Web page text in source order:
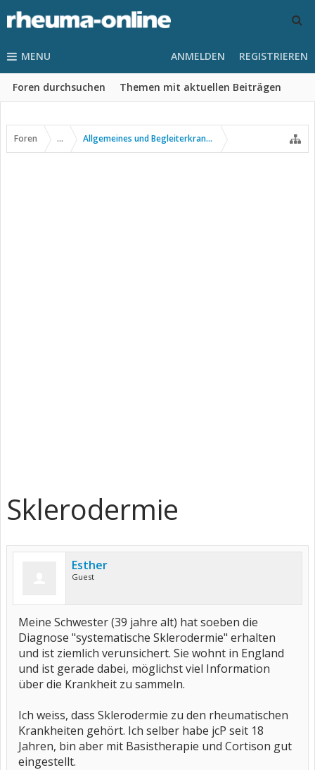
MENU
Foren durchsuchen Themen mit aktuellen Beiträgen
ANMELDEN REGISTRIEREN
Foren ... Allgemeines und Begleiterkrankungen
Sklerodermie
Esther
Guest
Meine Schwester (39 jahre alt) hat soeben die
Diagnose "systematische Sklerodermie" erhalten
und ist ziemlich verunsichert. Sie wohnt in England
und ist gerade dabei, möglichst viel Information
über die Krankheit zu sammeln.
Ich weiss, dass Sklerodermie zu den rheumatischen
Krankheiten gehört. Ich selber habe jcP seit 18
Jahren, bin aber mit Basistherapie und Cortison gut
eingestellt.